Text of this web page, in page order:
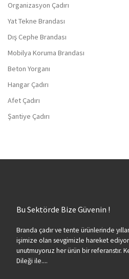
Organizasyon Çadırı
Yat Tekne Brandası
Dış Cephe Brandası
Mobilya Koruma Brandası
Beton Yorganı
Hangar Çadırı
Afet Çadırı
Şantiye Çadırı
Bu Sektörde Bize Güvenin !
Branda çadır ve tente ürünlerinde
işimize olan sevgimizle hareket
unutmuyoruz her ürün bir referanstır.
Dileği ile....